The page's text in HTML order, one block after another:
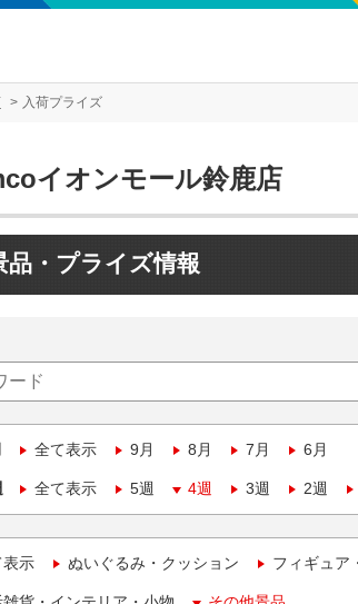
入荷プライズ
イオンモール鈴鹿店
品・プライズ情報
全て表示 9月 8月 7月 6月
全て表示 5週 4週 3週 2週
表示 ぬいぐるみ・クッション フィギュア